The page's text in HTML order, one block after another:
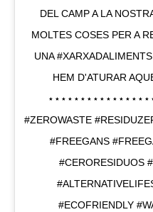
DEL CAMP A LA
MOLTES COSES PER A
UNA
HEM D'ATURAR
#ZEROWASTE
#FREEGANS
#CERORESIDUOS
#ECOFRIENDLY